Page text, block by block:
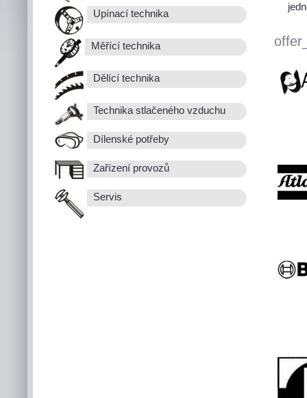
Upínací technika
Měřící technika
Dělící technika
Technika stlačeného vzduchu
Dílenské potřeby
Zařízení provozů
Servis